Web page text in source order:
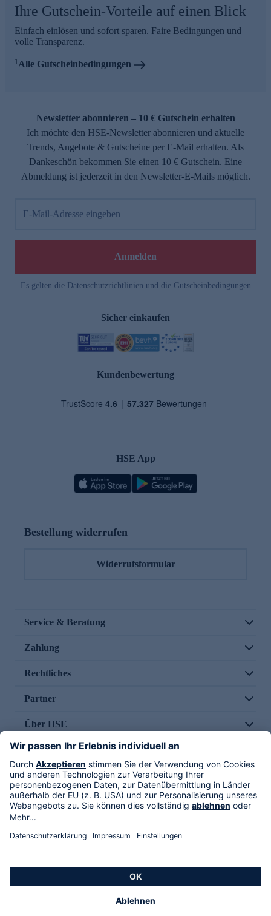
Ihre Gutschein-Vorteile auf einen Blick
Einfach einlösen und sofort sparen. Faire Bedingungen und
volle Transparenz.
1Alle Gutscheinbedingungen
Newsletter abonnieren – 10 € Gutschein erhalten
Ich möchte den HSE-Newsletter abonnieren und aktuelle
Trends, Angebote & Gutscheine per E-Mail erhalten. Als
Dankeschön bekommen Sie einen 10 € Gutschein. Eine
Abmeldung ist jederzeit in den Newsletter-E-Mails möglich.
E-Mail-Adresse eingeben
Anmelden
Es gelten die Datenschutzrichtlinien und die Gutscheinbedingungen
Sicher einkaufen
Kundenbewertung
HSE App
Bestellung widerrufen
Widerrufsformular
Service & Beratung
Zahlung
Rechtliches
Partner
Über HSE
Im TV
HSE International